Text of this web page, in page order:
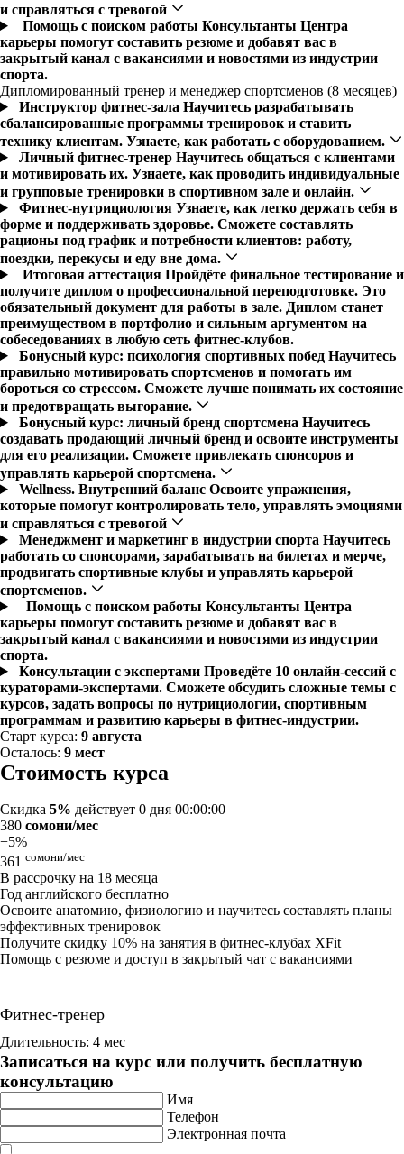
и справляться с тревогой
Помощь с поиском работы Консультанты Центра
карьеры помогут составить резюме и добавят вас в
закрытый канал с вакансиями и новостями из индустрии
спорта.
Дипломированный тренер и менеджер спортсменов (8 месяцев)
Инструктор фитнес-зала Научитесь разрабатывать
сбалансированные программы тренировок и ставить
технику клиентам. Узнаете, как работать с оборудованием.
Личный фитнес-тренер Научитесь общаться с клиентами
и мотивировать их. Узнаете, как проводить индивидуальные
и групповые тренировки в спортивном зале и онлайн.
Фитнес-нутрициология Узнаете, как легко держать себя в
форме и поддерживать здоровье. Сможете составлять
рационы под график и потребности клиентов: работу,
поездки, перекусы и еду вне дома.
Итоговая аттестация Пройдёте финальное тестирование и
получите диплом о профессиональной переподготовке. Это
обязательный документ для работы в зале. Диплом станет
преимуществом в портфолио и сильным аргументом на
собеседованиях в любую сеть фитнес-клубов.
Бонусный курс: психология спортивных побед Научитесь
правильно мотивировать спортсменов и помогать им
бороться со стрессом. Сможете лучше понимать их состояние
и предотвращать выгорание.
Бонусный курс: личный бренд спортсмена Научитесь
создавать продающий личный бренд и освоите инструменты
для его реализации. Сможете привлекать спонсоров и
управлять карьерой спортсмена.
Wellness. Внутренний баланс Освоите упражнения,
которые помогут контролировать тело, управлять эмоциями
и справляться с тревогой
Менеджмент и маркетинг в индустрии спорта Научитесь
работать со спонсорами, зарабатывать на билетах и мерче,
продвигать спортивные клубы и управлять карьерой
спортсменов.
Помощь с поиском работы Консультанты Центра
карьеры помогут составить резюме и добавят вас в
закрытый канал с вакансиями и новостями из индустрии
спорта.
Консультации с экспертами Проведёте 10 онлайн-сессий с
кураторами-экспертами. Сможете обсудить сложные темы с
курсов, задать вопросы по нутрициологии, спортивным
программам и развитию карьеры в фитнес-индустрии.
Старт курса: 9 августа
Осталось: 9 мест
Стоимость курса
Скидка 5% действует 0 дня 00:00:00
380 сомони/мес
−5%
361 сомони/мес
В рассрочку на 18 месяца
Год английского бесплатно
Освоите анатомию, физиологию и научитесь составлять планы
эффективных тренировок
Получите скидку 10% на занятия в фитнес-клубах XFit
Помощь с резюме и доступ в закрытый чат с вакансиями
Фитнес-тренер
Длительность: 4 мес
Записаться на курс или получить бесплатную
консультацию
Имя
Телефон
Электронная почта